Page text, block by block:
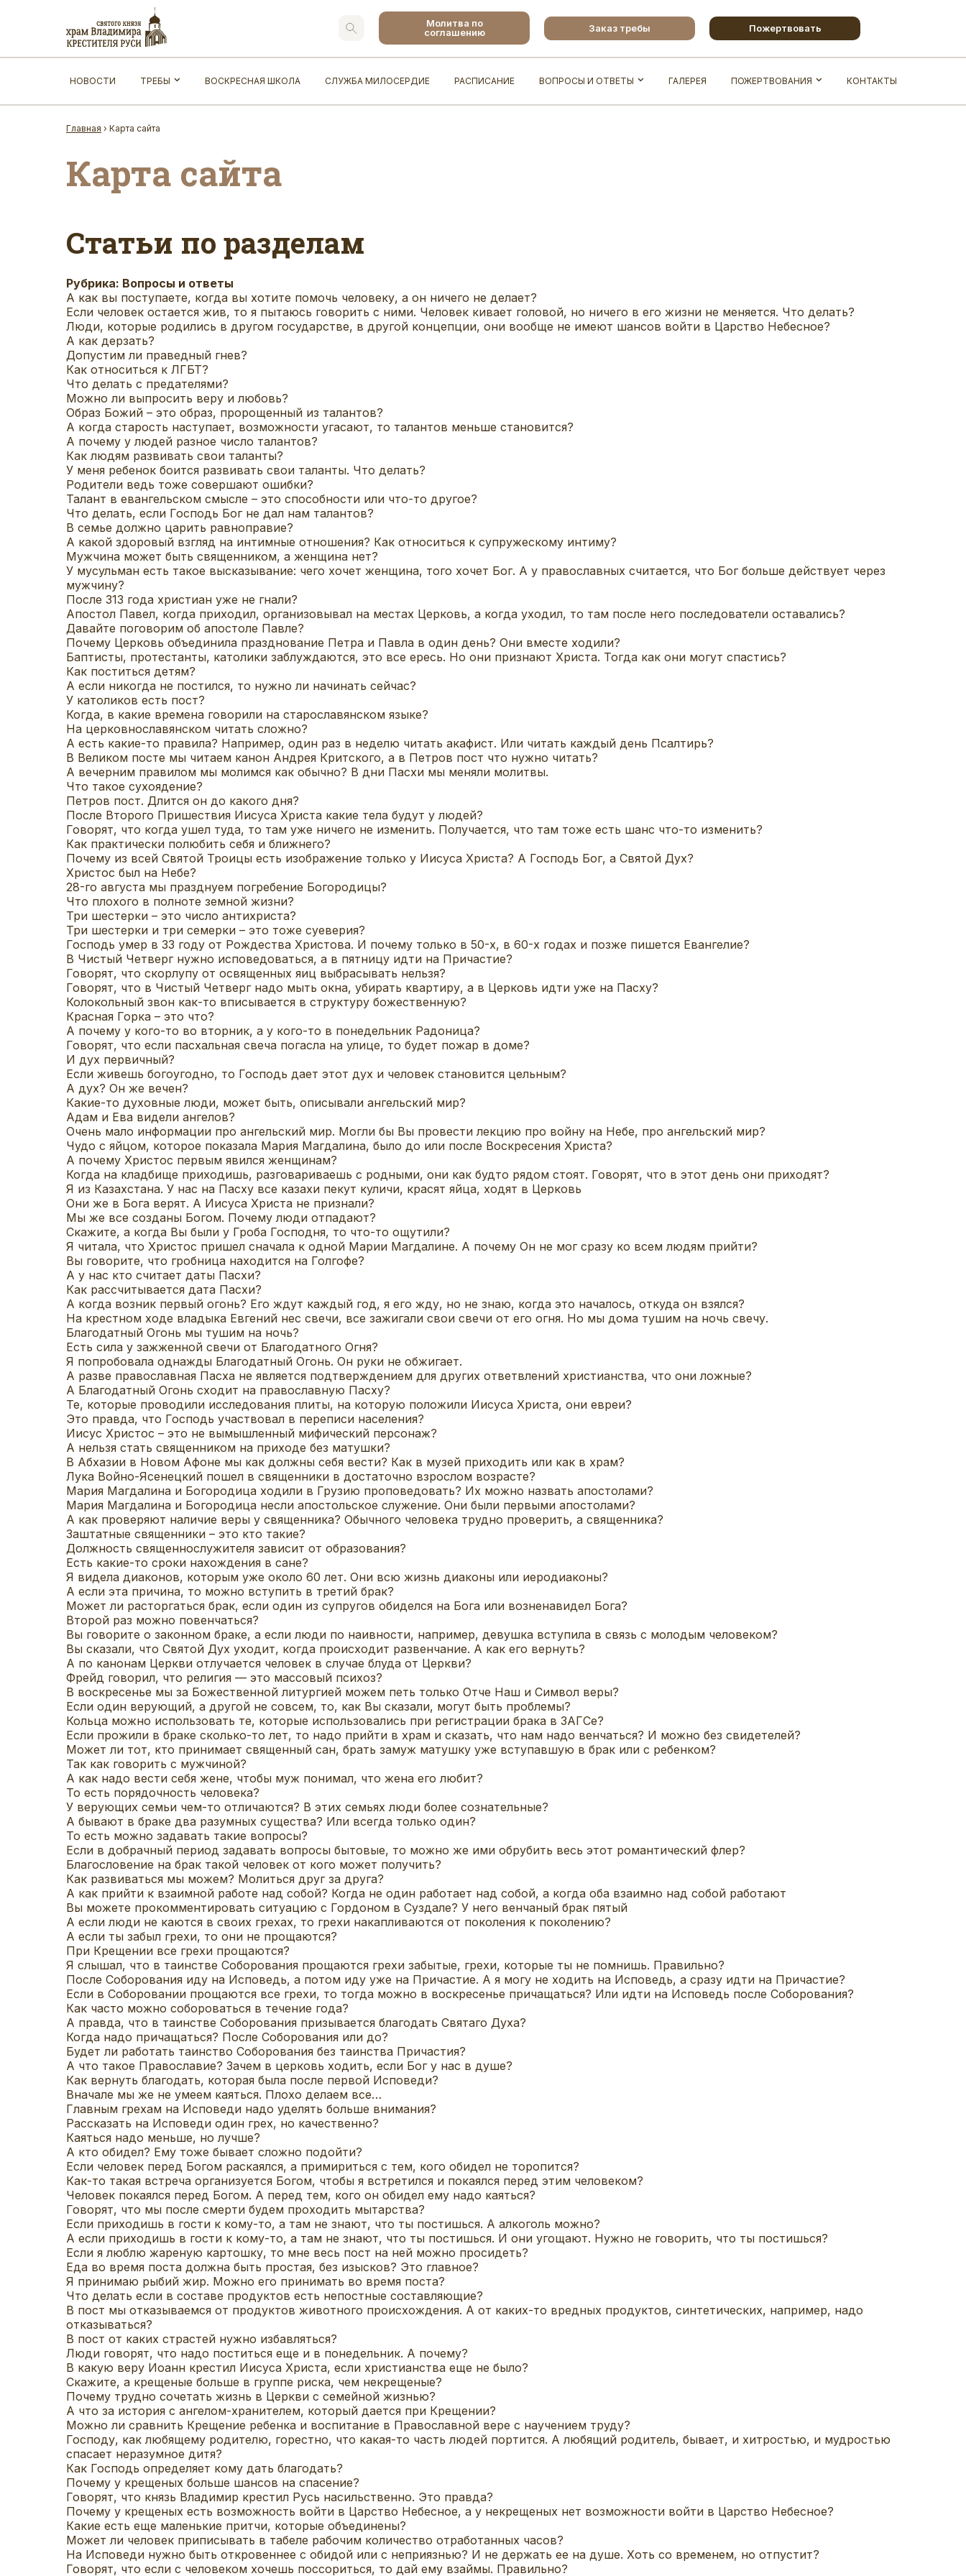
Молитва по
соглашению
Заказ требы Пожертвовать
НОВОСТИ ТРЕБЫ ВОСКРЕСНАЯ ШКОЛА СЛУЖБА МИЛОСЕРДИЕ РАСПИСАНИЕ ВОПРОСЫ И ОТВЕТЫ ГАЛЕРЕЯ ПОЖЕРТВОВАНИЯ КОНТАКТЫ
Главная › Карта сайта
Карта сайта
Статьи по разделам
Рубрика: Вопросы и ответы
А как вы поступаете, когда вы хотите помочь человеку, а он ничего не делает?
Если человек остается жив, то я пытаюсь говорить с ними. Человек кивает головой, но ничего в его жизни не меняется. Что делать?
Люди, которые родились в другом государстве, в другой концепции, они вообще не имеют шансов войти в Царство Небесное?
А как дерзать?
Допустим ли праведный гнев?
Как относиться к ЛГБТ?
Что делать с предателями?
Можно ли выпросить веру и любовь?
Образ Божий – это образ, пророщенный из талантов?
А когда старость наступает, возможности угасают, то талантов меньше становится?
А почему у людей разное число талантов?
Как людям развивать свои таланты?
У меня ребенок боится развивать свои таланты. Что делать?
Родители ведь тоже совершают ошибки?
Талант в евангельском смысле – это способности или что-то другое?
Что делать, если Господь Бог не дал нам талантов?
В семье должно царить равноправие?
А какой здоровый взгляд на интимные отношения? Как относиться к супружескому интиму?
Мужчина может быть священником, а женщина нет?
У мусульман есть такое высказывание: чего хочет женщина, того хочет Бог. А у православных считается, что Бог больше действует через
мужчину?
После 313 года христиан уже не гнали?
Апостол Павел, когда приходил, организовывал на местах Церковь, а когда уходил, то там после него последователи оставались?
Давайте поговорим об апостоле Павле?
Почему Церковь объединила празднование Петра и Павла в один день? Они вместе ходили?
Баптисты, протестанты, католики заблуждаются, это все ересь. Но они признают Христа. Тогда как они могут спастись?
Как поститься детям?
А если никогда не постился, то нужно ли начинать сейчас?
У католиков есть пост?
Когда, в какие времена говорили на старославянском языке?
На церковнославянском читать сложно?
А есть какие-то правила? Например, один раз в неделю читать акафист. Или читать каждый день Псалтирь?
В Великом посте мы читаем канон Андрея Критского, а в Петров пост что нужно читать?
А вечерним правилом мы молимся как обычно? В дни Пасхи мы меняли молитвы.
Что такое сухоядение?
Петров пост. Длится он до какого дня?
После Второго Пришествия Иисуса Христа какие тела будут у людей?
Говорят, что когда ушел туда, то там уже ничего не изменить. Получается, что там тоже есть шанс что-то изменить?
Как практически полюбить себя и ближнего?
Почему из всей Святой Троицы есть изображение только у Иисуса Христа? А Господь Бог, а Святой Дух?
Христос был на Небе?
28-го августа мы празднуем погребение Богородицы?
Что плохого в полноте земной жизни?
Три шестерки – это число антихриста?
Три шестерки и три семерки – это тоже суеверия?
Господь умер в 33 году от Рождества Христова. И почему только в 50-х, в 60-х годах и позже пишется Евангелие?
В Чистый Четверг нужно исповедоваться, а в пятницу идти на Причастие?
Говорят, что скорлупу от освященных яиц выбрасывать нельзя?
Говорят, что в Чистый Четверг надо мыть окна, убирать квартиру, а в Церковь идти уже на Пасху?
Колокольный звон как-то вписывается в структуру божественную?
Красная Горка – это что?
А почему у кого-то во вторник, а у кого-то в понедельник Радоница?
Говорят, что если пасхальная свеча погасла на улице, то будет пожар в доме?
И дух первичный?
Если живешь богоугодно, то Господь дает этот дух и человек становится цельным?
А дух? Он же вечен?
Какие-то духовные люди, может быть, описывали ангельский мир?
Адам и Ева видели ангелов?
Очень мало информации про ангельский мир. Могли бы Вы провести лекцию про войну на Небе, про ангельский мир?
Чудо с яйцом, которое показала Мария Магдалина, было до или после Воскресения Христа?
А почему Христос первым явился женщинам?
Когда на кладбище приходишь, разговариваешь с родными, они как будто рядом стоят. Говорят, что в этот день они приходят?
Я из Казахстана. У нас на Пасху все казахи пекут куличи, красят яйца, ходят в Церковь
Они же в Бога верят. А Иисуса Христа не признали?
Мы же все созданы Богом. Почему люди отпадают?
Скажите, а когда Вы были у Гроба Господня, то что-то ощутили?
Я читала, что Христос пришел сначала к одной Марии Магдалине. А почему Он не мог сразу ко всем людям прийти?
Вы говорите, что гробница находится на Голгофе?
А у нас кто считает даты Пасхи?
Как рассчитывается дата Пасхи?
А когда возник первый огонь? Его ждут каждый год, я его жду, но не знаю, когда это началось, откуда он взялся?
На крестном ходе владыка Евгений нес свечи, все зажигали свои свечи от его огня. Но мы дома тушим на ночь свечу.
Благодатный Огонь мы тушим на ночь?
Есть сила у зажженной свечи от Благодатного Огня?
Я попробовала однажды Благодатный Огонь. Он руки не обжигает.
А разве православная Пасха не является подтверждением для других ответвлений христианства, что они ложные?
А Благодатный Огонь сходит на православную Пасху?
Те, которые проводили исследования плиты, на которую положили Иисуса Христа, они евреи?
Это правда, что Господь участвовал в переписи населения?
Иисус Христос – это не вымышленный мифический персонаж?
А нельзя стать священником на приходе без матушки?
В Абхазии в Новом Афоне мы как должны себя вести? Как в музей приходить или как в храм?
Лука Войно-Ясенецкий пошел в священники в достаточно взрослом возрасте?
Мария Магдалина и Богородица ходили в Грузию проповедовать? Их можно назвать апостолами?
Мария Магдалина и Богородица несли апостольское служение. Они были первыми апостолами?
А как проверяют наличие веры у священника? Обычного человека трудно проверить, а священника?
Заштатные священники – это кто такие?
Должность священнослужителя зависит от образования?
Есть какие-то сроки нахождения в сане?
Я видела диаконов, которым уже около 60 лет. Они всю жизнь диаконы или иеродиаконы?
А если эта причина, то можно вступить в третий брак?
Может ли расторгаться брак, если один из супругов обиделся на Бога или возненавидел Бога?
Второй раз можно повенчаться?
Вы говорите о законном браке, а если люди по наивности, например, девушка вступила в связь с молодым человеком?
Вы сказали, что Святой Дух уходит, когда происходит развенчание. А как его вернуть?
А по канонам Церкви отлучается человек в случае блуда от Церкви?
Фрейд говорил, что религия — это массовый психоз?
В воскресенье мы за Божественной литургией можем петь только Отче Наш и Символ веры?
Если один верующий, а другой не совсем, то, как Вы сказали, могут быть проблемы?
Кольца можно использовать те, которые использовались при регистрации брака в ЗАГСе?
Если прожили в браке сколько-то лет, то надо прийти в храм и сказать, что нам надо венчаться? И можно без свидетелей?
Может ли тот, кто принимает священный сан, брать замуж матушку уже вступавшую в брак или с ребенком?
Так как говорить с мужчиной?
А как надо вести себя жене, чтобы муж понимал, что жена его любит?
То есть порядочность человека?
У верующих семьи чем-то отличаются? В этих семьях люди более сознательные?
А бывают в браке два разумных существа? Или всегда только один?
То есть можно задавать такие вопросы?
Если в добрачный период задавать вопросы бытовые, то можно же ими обрубить весь этот романтический флер?
Благословение на брак такой человек от кого может получить?
Как развиваться мы можем? Молиться друг за друга?
А как прийти к взаимной работе над собой? Когда не один работает над собой, а когда оба взаимно над собой работают
Вы можете прокомментировать ситуацию с Гордоном в Суздале? У него венчаный брак пятый
А если люди не каются в своих грехах, то грехи накапливаются от поколения к поколению?
А если ты забыл грехи, то они не прощаются?
При Крещении все грехи прощаются?
Я слышал, что в таинстве Соборования прощаются грехи забытые, грехи, которые ты не помнишь. Правильно?
После Соборования иду на Исповедь, а потом иду уже на Причастие. А я могу не ходить на Исповедь, а сразу идти на Причастие?
Если в Соборовании прощаются все грехи, то тогда можно в воскресенье причащаться? Или идти на Исповедь после Соборования?
Как часто можно собороваться в течение года?
А правда, что в таинстве Соборования призывается благодать Святаго Духа?
Когда надо причащаться? После Соборования или до?
Будет ли работать таинство Соборования без таинства Причастия?
А что такое Православие? Зачем в церковь ходить, если Бог у нас в душе?
Как вернуть благодать, которая была после первой Исповеди?
Вначале мы же не умеем каяться. Плохо делаем все…
Главным грехам на Исповеди надо уделять больше внимания?
Рассказать на Исповеди один грех, но качественно?
Каяться надо меньше, но лучше?
А кто обидел? Ему тоже бывает сложно подойти?
Если человек перед Богом раскаялся, а примириться с тем, кого обидел не торопится?
Как-то такая встреча организуется Богом, чтобы я встретился и покаялся перед этим человеком?
Человек покаялся перед Богом. А перед тем, кого он обидел ему надо каяться?
Говорят, что мы после смерти будем проходить мытарства?
Если приходишь в гости к кому-то, а там не знают, что ты постишься. А алкоголь можно?
А если приходишь в гости к кому-то, а там не знают, что ты постишься. И они угощают. Нужно не говорить, что ты постишься?
Если я люблю жареную картошку, то мне весь пост на ней можно просидеть?
Еда во время поста должна быть простая, без изысков? Это главное?
Я принимаю рыбий жир. Можно его принимать во время поста?
Что делать если в составе продуктов есть непостные составляющие?
В пост мы отказываемся от продуктов животного происхождения. А от каких-то вредных продуктов, синтетических, например, надо
отказываться?
В пост от каких страстей нужно избавляться?
Люди говорят, что надо поститься еще и в понедельник. А почему?
В какую веру Иоанн крестил Иисуса Христа, если христианства еще не было?
Скажите, а крещеные больше в группе риска, чем некрещеные?
Почему трудно сочетать жизнь в Церкви с семейной жизнью?
А что за история с ангелом-хранителем, который дается при Крещении?
Можно ли сравнить Крещение ребенка и воспитание в Православной вере с научением труду?
Господу, как любящему родителю, горестно, что какая-то часть людей портится. А любящий родитель, бывает, и хитростью, и мудростью
спасает неразумное дитя?
Как Господь определяет кому дать благодать?
Почему у крещеных больше шансов на спасение?
Говорят, что князь Владимир крестил Русь насильственно. Это правда?
Почему у крещеных есть возможность войти в Царство Небесное, а у некрещеных нет возможности войти в Царство Небесное?
Какие есть еще маленькие притчи, которые объединены?
Может ли человек приписывать в табеле рабочим количество отработанных часов?
На Исповеди нужно быть откровеннее с обидой или с неприязнью? И не держать ее на душе. Хоть со временем, но отпустит?
Говорят, что если с человеком хочешь поссориться, то дай ему взаймы. Правильно?